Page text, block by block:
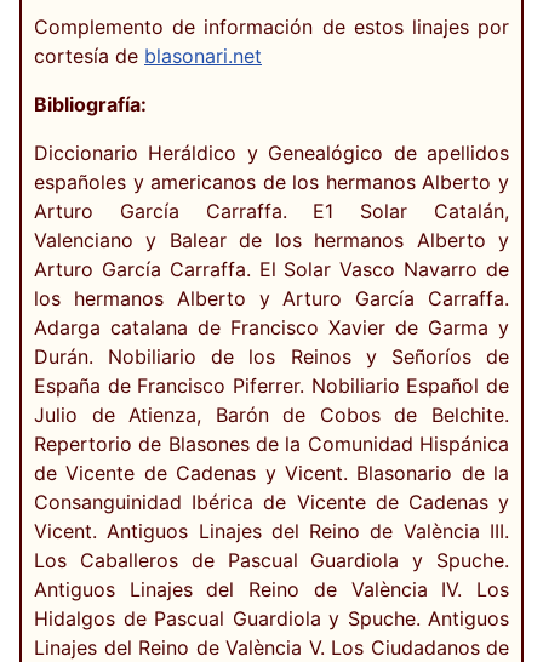
Complemento de información de estos linajes por
cortesía de blasonari.net
Bibliografía:
Diccionario Heráldico y Genealógico de apellidos
españoles y americanos de los hermanos Alberto y
Arturo García Carraffa. E1 Solar Catalán,
Valenciano y Balear de los hermanos Alberto y
Arturo García Carraffa. El Solar Vasco Navarro de
los hermanos Alberto y Arturo García Carraffa.
Adarga catalana de Francisco Xavier de Garma y
Durán. Nobiliario de los Reinos y Señoríos de
España de Francisco Piferrer. Nobiliario Español de
Julio de Atienza, Barón de Cobos de Belchite.
Repertorio de Blasones de la Comunidad Hispánica
de Vicente de Cadenas y Vicent. Blasonario de la
Consanguinidad Ibérica de Vicente de Cadenas y
Vicent. Antiguos Linajes del Reino de València III.
Los Caballeros de Pascual Guardiola y Spuche.
Antiguos Linajes del Reino de València IV. Los
Hidalgos de Pascual Guardiola y Spuche. Antiguos
Linajes del Reino de València V. Los Ciudadanos de